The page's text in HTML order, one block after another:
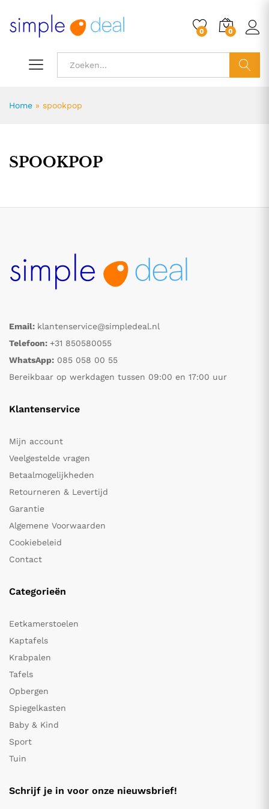
0 0
Home » spookpop
SPOOKPOP
Email: klantenservice@simpledeal.nl
Telefoon: +31 850580055
WhatsApp: 085 058 00 55
Bereikbaar op werkdagen tussen 09:00 en 17:00 uur
Klantenservice
Mijn account
Veelgestelde vragen
Betaalmogelijkheden
Retourneren & Levertijd
Garantie
Algemene Voorwaarden
Cookiebeleid
Contact
Categorieën
Eetkamerstoelen
Kaptafels
Krabpalen
Tafels
Opbergen
Spiegelkasten
Baby & Kind
Sport
Tuin
Schrijf je in voor onze nieuwsbrief!